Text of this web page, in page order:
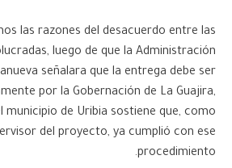
las razones del desacuerdo entre las
luego de que la Administración
señalara que la entrega debe ser
por la Gobernación de La Guajira,
municipio de Uribia sostiene que, como
del proyecto, ya cumplió con ese
procedimiento.